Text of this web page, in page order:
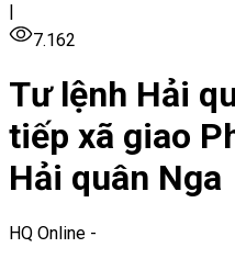
|
7.162
Tư lệnh Hải
tiếp xã giao
Hải quân Nga
HQ Online -